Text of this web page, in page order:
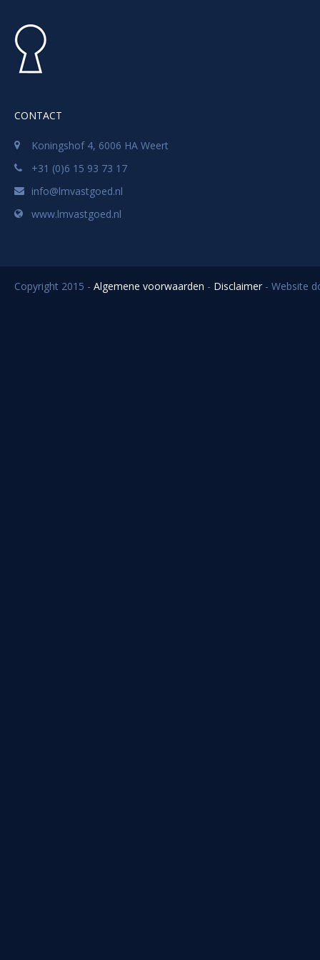
CONTACT
Koningshof 4, 6006 HA Weert
+31 (0)6 15 93 73 17
info@lmvastgoed.nl
www.lmvastgoed.nl
Copyright 2015 - Algemene voorwaarden - Disclaimer - Website